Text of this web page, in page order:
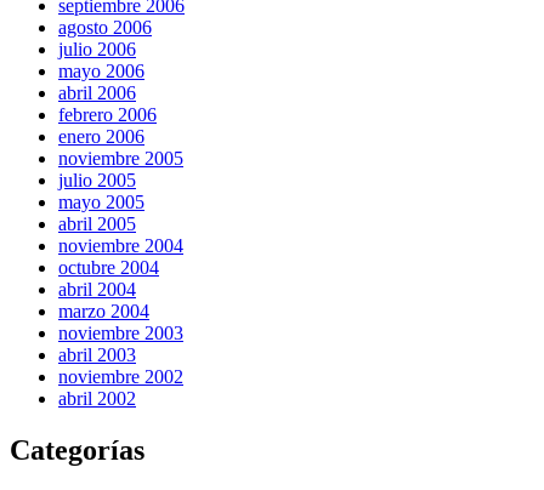
septiembre 2006
agosto 2006
julio 2006
mayo 2006
abril 2006
febrero 2006
enero 2006
noviembre 2005
julio 2005
mayo 2005
abril 2005
noviembre 2004
octubre 2004
abril 2004
marzo 2004
noviembre 2003
abril 2003
noviembre 2002
abril 2002
Categorías